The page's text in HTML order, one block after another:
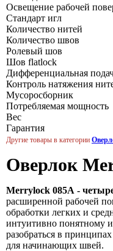
Освещение рабочей
Стандарт игл
Количество нитей
Количество швов
Ролевый шов
Шов flatlock
Дифференциальная
Контроль натяжения
Мусоросборник
Потребляемая мощность
Вес
Гарантия
Другие товары в категории
Оверлок
Merrylock 085А -
расширенной рабочей
обработки легких и
интуитивно понятному
разобраться в
для начинающих швей.